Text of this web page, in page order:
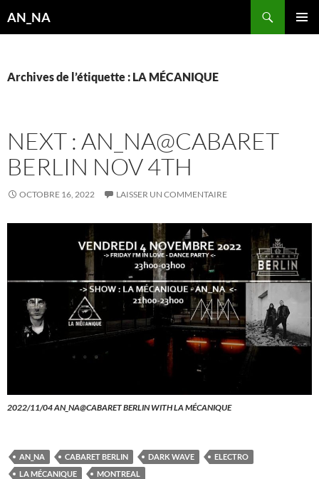
auAN_NA
Archives de l’étiquette : LA MÉCANIQUE
NEXT : AN_NA@CABARET
BERLIN NOV 4TH
OCTOBRE 16, 2022 LAISSER UN COMMENTAIRE
2022/11/04 AN_NA@CABARET BERLIN WITH LA MÉCANIQUE
AN_NA CABARET BERLIN DARK WAVE
ELECTRO
LA MÉCANIQUE
MONTREAL